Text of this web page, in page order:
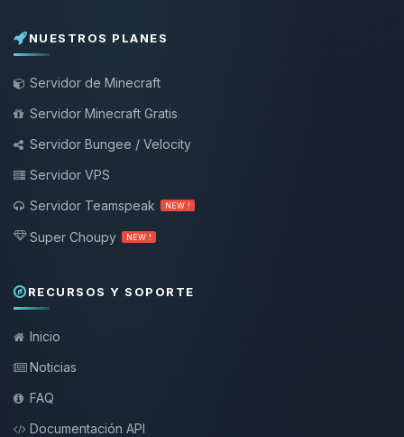
NUESTROS PLANES
Servidor de Minecraft
Servidor Minecraft Gratis
Servidor Bungee / Velocity
Servidor VPS
Servidor Teamspeak
NEW !
Super Choupy NEW !
RECURSOS Y SOPORTE
Inicio
Noticias
FAQ
Documentación API